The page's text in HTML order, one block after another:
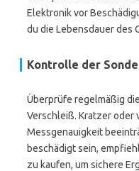
Elektronik vor
du die Lebensdauer des
Kontrolle der Sonde
Überprüfe regelmäßig
Verschleiß. Kratzer oder
Messgenauigkeit
beschädigt sein,
zu kaufen, um sichere